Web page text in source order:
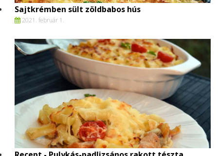
Sajtkrémben sült zöldbabos hús
2021. február 1.